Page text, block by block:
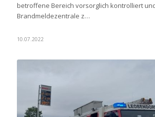
betroffene Bereich vorsorglich kontrolliert
Brandmeldezentrale z…
10.07.2022